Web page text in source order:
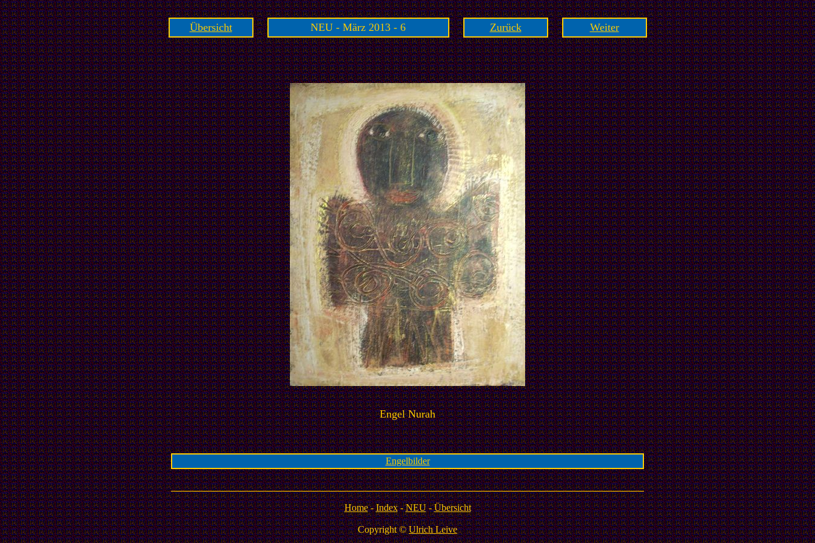
Übersicht NEU - März 2013 - 6 Zurück Weiter
Engel Nurah
Engelbilder
Home-Index-NEU-Übersicht
Copyright ©Ulrich Leive